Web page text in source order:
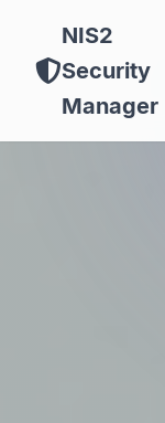
NIS2
Security
Manager